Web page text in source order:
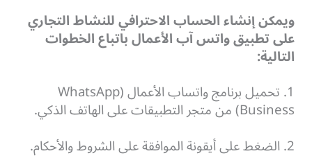
ويمكن إنشاء الحساب الاحترافي للنشاط التجاري
على تطبيق واتس آب الأعمال باتباع الخطوات
التالية:
1. تحميل برنامج واتساب الأعمال (WhatsApp
Business) من متجر التطبيقات على الهاتف الذكي.
2. الضغط على أيقونة الموافقة على الشروط والأحكام.